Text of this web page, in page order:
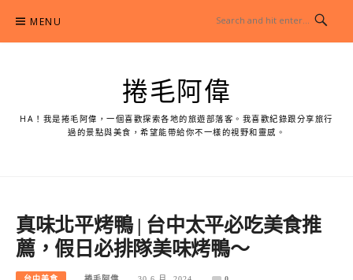
content
MENU
捲毛阿偉
HA！我是捲毛阿偉，一個喜歡探索各地的旅遊部落客。我喜歡紀錄跟分享旅行
過的景點與美食，希望能帶給你不一樣的視野和靈感。
真味北平烤鴨 | 台中太平必吃美食推
薦，假日必排隊美味烤鴨～